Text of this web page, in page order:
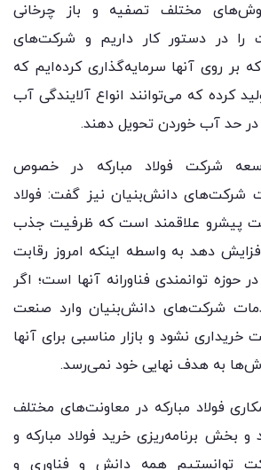
مختلف تصفیه و باز چرخانی
را در دستور کار داریم و شرکت‌های
بر روی آنها سرمایه‌گذاری کرده‌ایم که
کرده که می‌توانند انواع آلایندگی آب
حد آب خوردن تحویل دهند.
شرکت فولاد مبارکه در خصوص
شرکت‌های دانش‌بنیان نیز گفت: فولاد
پیشرو علاقمند است که ظرفیت جذب
دهد به واسطه اینکه امروز رقابت
توانمندی فناورانه آنها است؛ اگر
شرکت‌های دانش‌بنیان وارد صنعت
نشود و بازار مناسبی برای آنها
به هدف نهایی خود نمی‌رسد.
فولاد مبارکه در معاونت‌های مختلف
و بخش برنامه‌ریزی خرید فولاد مبارکه و
توانستیم همه دانش و فناوری و